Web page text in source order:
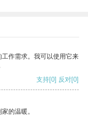
作需求。我可以使用它来
支持[0] 反对[0]
的温暖。